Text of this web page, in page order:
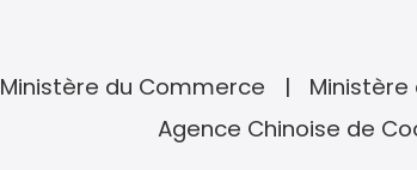
Ministère du Commerce Ministère
Agence Chinoise de